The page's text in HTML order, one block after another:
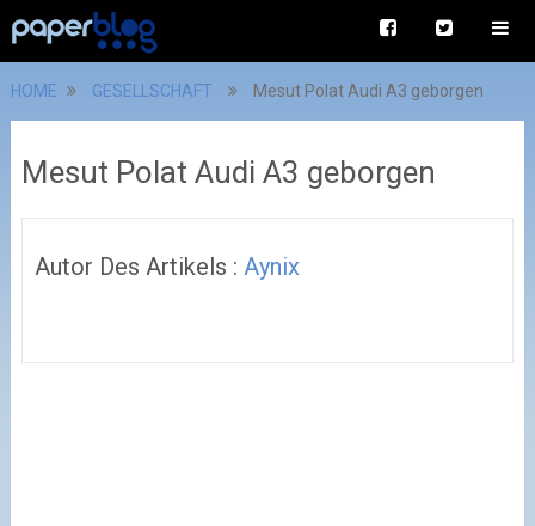
HOME GESELLSCHAFT Mesut Polat Audi A3 geborgen
Mesut Polat Audi A3 geborgen
Autor Des Artikels : Aynix